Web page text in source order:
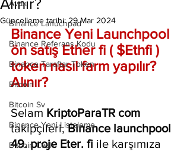
Avax
Binance Lanuchpad
Binance Referans Kodu
Binance Taraftar Token
Bitcoin
Bitcoin Sv
Binance Yeni Listeleme
Bitcoin Cash
Alınır?
Güncelleme tarihi:29 Mar 2024
Binance Yeni Launchpool
ön satış Ether fi ( $Ethfi )
token nasıl farm yapılır?
Alınır?
Selam KriptoParaTR com
takipçileri, Binance launchpool
49. proje Eter. fi ile karşımıza